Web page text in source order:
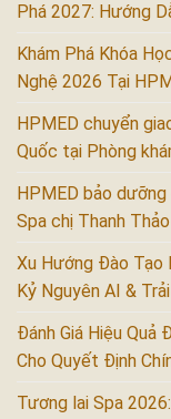
Phá 2027: Hướng
Khám Phá Khóa
Nghệ 2026 Tại
HPMED chuyển
Quốc tại Phòng
HPMED bảo
Spa chị Thanh
Xu Hướng Đào Tạo
Kỷ Nguyên AI &
Đánh Giá Hiệu Quả
Cho Quyết Định
Tương lai Spa